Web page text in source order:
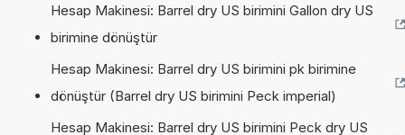
Hesap Makinesi: Barrel dry US birimini Gallon dry US
birimine dönüştür
Hesap Makinesi: Barrel dry US birimini pk birimine
dönüştür (Barrel dry US birimini Peck imperial)
Hesap Makinesi: Barrel dry US birimini Peck dry US